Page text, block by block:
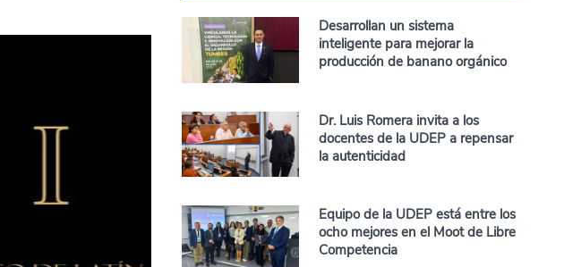
Desarrollan un sistema
inteligente para mejorar la
producción de banano orgánico
Dr. Luis Romera invita a los
docentes de la UDEP a repensar
la autenticidad
Equipo de la UDEP está entre los
ocho mejores en el Moot de Libre
Competencia